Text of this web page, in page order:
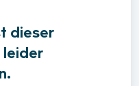
dieser
leider